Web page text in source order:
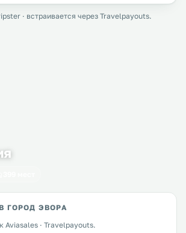
· встраивается через Travelpayouts.
ГОРОД ЭВОРА
Aviasales · Travelpayouts.